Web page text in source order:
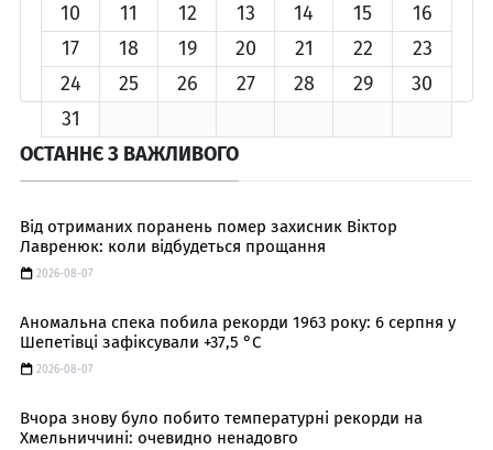
10
11 12 13 14 15
16
17
18 19 20 21 22
23
24
25 26 27 28 29
30
31
ОСТАННЄ З ВАЖЛИВОГО
Від отриманих поранень помер захисник Віктор
Лавренюк: коли відбудеться прощання
2026-08-07
Аномальна спека побила рекорди 1963 року: 6 серпня у
Шепетівці зафіксували +37,5 °C
2026-08-07
Вчора знову було побито температурні рекорди на
Хмельниччині: очевидно ненадовго